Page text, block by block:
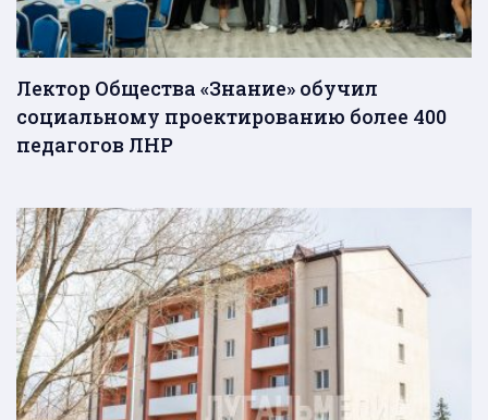
Лектор Общества «Знание» обучил
социальному проектированию более 400
педагогов ЛНР